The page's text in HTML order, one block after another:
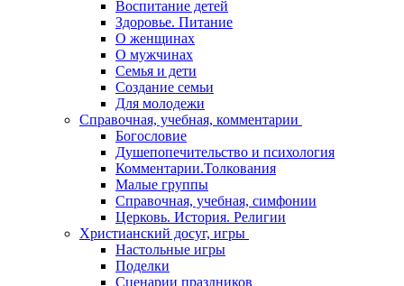
Воспитание детей
Здоровье. Питание
О женщинах
О мужчинах
Семья и дети
Создание семьи
Для молодежи
Справочная, учебная, комментарии
Богословие
Душепопечительство и психология
Комментарии.Толкования
Малые группы
Справочная, учебная, симфонии
Церковь. История. Религии
Христианский досуг, игры
Настольные игры
Поделки
Сценарии праздников